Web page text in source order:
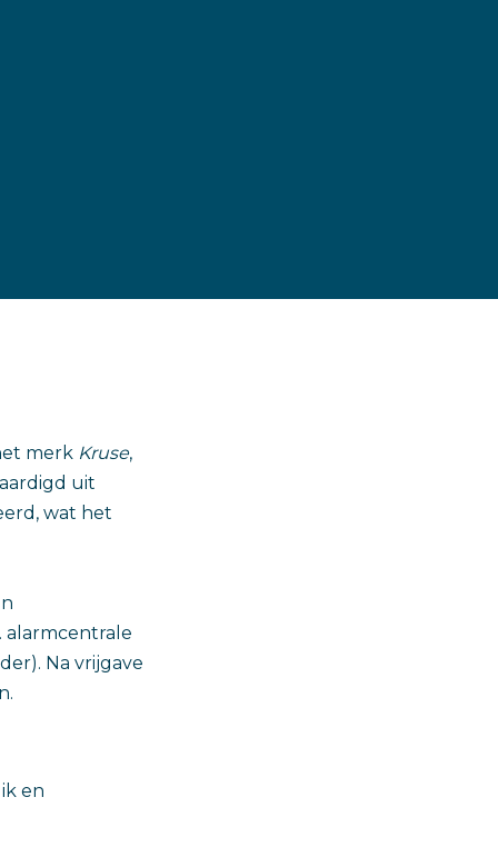
merk Kruse,
uit
wat het
alarmcentrale
Na vrijgave
en